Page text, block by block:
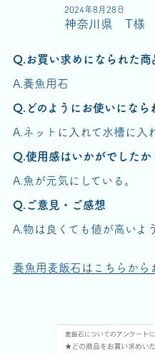
2024年8月28日
神奈川県 T様
Q.お買い求めになられた商
A.養魚用石
Q.どのようにお使いになら
A.ネットに入れて水槽に入
Q.使用感はいかがでしたか
A.魚が元気にしている。
Q.ご意見・ご感想
A.物は良くても値が高いよ
養魚用麦飯石はこちらから